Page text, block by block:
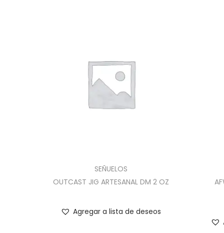
SEÑUELOS
OUTCAST JIG ARTESANAL DM 2 OZ
Agregar a lista de deseos